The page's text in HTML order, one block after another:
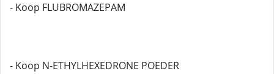
- Koop FLUBROMAZEPAM
- Koop N-ETHYLHEXEDRONE POEDER